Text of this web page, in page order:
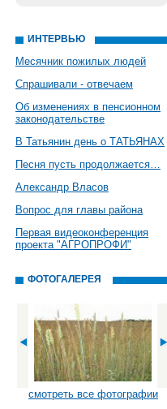
ИНТЕРВЬЮ
Месячник пожилых людей
Спрашивали - отвечаем
Об изменениях в пенсионном
законодательстве
В Татьянин день о ТАТЬЯНАХ
Песня пусть продолжается…
Александр Власов
Вопрос для главы района
Первая видеоконференция
проекта "АГРОПРОФИ"
ФОТОГАЛЕРЕЯ
смотреть все фотографии